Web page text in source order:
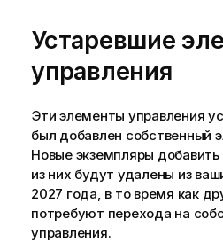
е
ч
а
и
е
к
и
н
ф
о
Устаревшие
управления
Эти элементы управления
был добавлен собственный
Новые экземпляры добавить
из них будут удалены из
2027 года, в то время как
потребуют перехода на
управления.